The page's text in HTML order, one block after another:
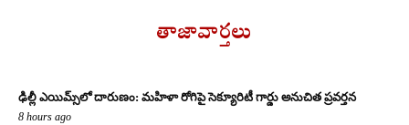
తాజావార్తలు
ఢిల్లీ ఎయిమ్స్‌లో దారుణం: మహిళా రోగిపై సెక్యూరిటీ గార్డు అనుచిత ప్రవర్తన
8 hours ago